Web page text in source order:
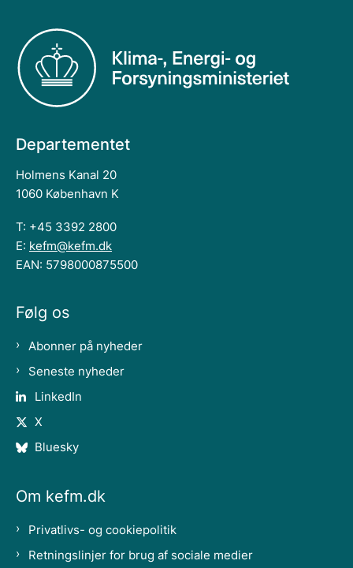
Departementet
Holmens Kanal 20
1060 København K
T: +45 3392 2800
E: kefm@kefm.dk
EAN: 5798000875500
Følg os
Abonner på nyheder
Seneste nyheder
LinkedIn
X
Bluesky
Om kefm.dk
Privatlivs- og cookiepolitik
Retningslinjer for brug af sociale medier